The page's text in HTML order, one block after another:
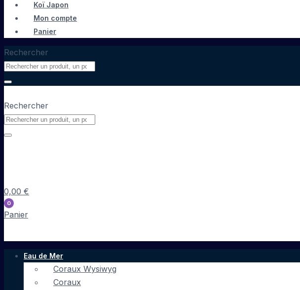
Koï Japon
Mon compte
Panier
Rechercher
Rechercher
0,00 €
0
Panier
Eau de Mer
Coraux Wysiwyg
Coraux